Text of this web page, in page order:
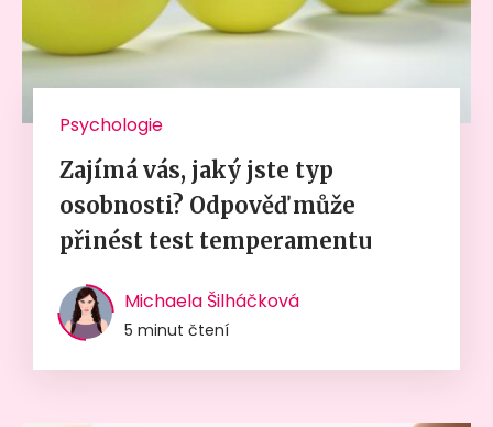
Psychologie
Zajímá vás, jaký jste typ
osobnosti? Odpověď může
přinést test temperamentu
Michaela Šilháčková
5 minut čtení